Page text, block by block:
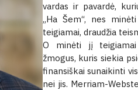
vardas ir pavardė,
„Ha Šem“, nes
teigiamai, draudžia
O minėti jį
žmogus, kuris siekia
finansiškai sunaikinti
nei jis. Merriam-